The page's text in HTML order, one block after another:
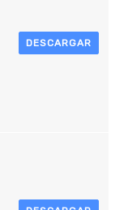
DESCARGAR